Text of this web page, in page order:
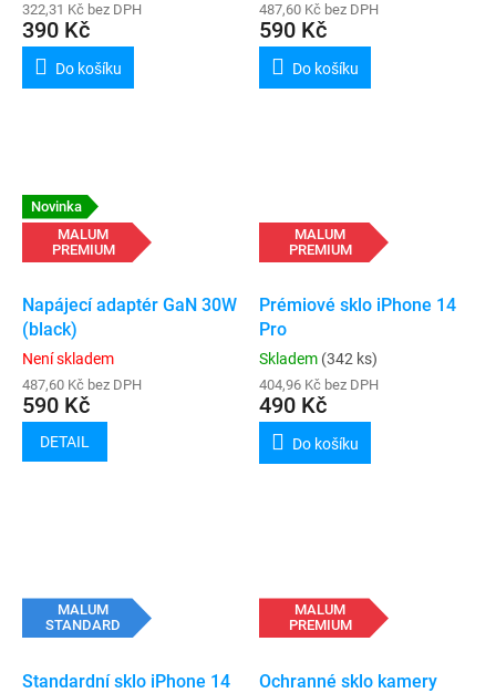
322,31 Kč bez DPH
390 Kč
Do košíku
487,60 Kč bez DPH
590 Kč
Do košíku
Novinka
MALUM
PREMIUM
Napájecí adaptér GaN 30W
(black)
Není skladem
487,60 Kč bez DPH
590 Kč
DETAIL
MALUM
PREMIUM
Prémiové sklo iPhone 14
Pro
Skladem (342 ks)
404,96 Kč bez DPH
490 Kč
Do košíku
MALUM
STANDARD
Standardní sklo iPhone 14
MALUM
PREMIUM
Ochranné sklo kamery